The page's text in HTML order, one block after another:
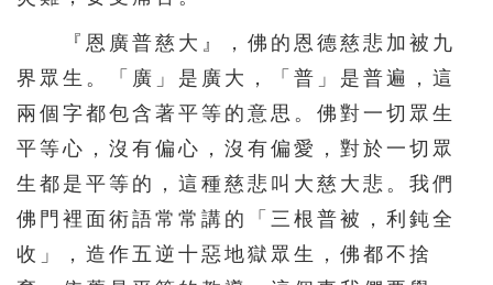
『恩廣普慈大』，佛的恩德慈悲加被九
界眾生。「廣」是廣大，「普」是普遍，這
兩個字都包含著平等的意思。佛對一切眾生
平等心，沒有偏心，沒有偏愛，對於一切眾
生都是平等的，這種慈悲叫大慈大悲。我們
佛門裡面術語常常講的「三根普被，利鈍全
收」，造作五逆十惡地獄眾生，佛都不捨